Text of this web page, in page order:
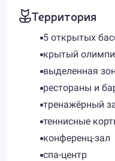
Территория
5 открытых
крытый
выделенная
рестораны и
тренажёрный
теннисные
конференц-зал
спа-центр